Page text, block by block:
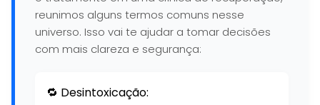
reunimos alguns termos comuns nesse
universo. Isso vai te ajudar a tomar decisões
com mais clareza e segurança:
🔁 Desintoxicação: